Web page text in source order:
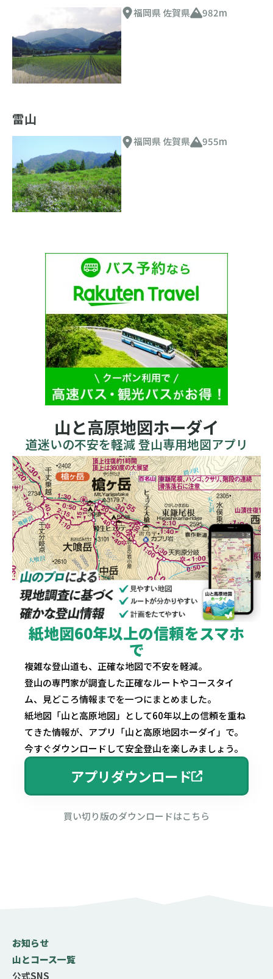
福岡県 佐賀県 982m
雷山
福岡県 佐賀県 955m
山と高原地図ホーダイ
道迷いの不安を軽減 登山専用地図アプリ
紙地図60年以上の信頼をスマホ
で
複雑な登山道も、正確な地図で不安を軽減。
登山の専門家が調査した正確なルートやコースタイ
ム、見どころ情報までを一つにまとめました。
紙地図「山と高原地図」として60年以上の信頼を重ね
てきた情報が、アプリ「山と高原地図ホーダイ」で。
今すぐダウンロードして安全登山を楽しみましょう。
アプリダウンロード
買い切り版のダウンロードはこちら
お知らせ
山とコース一覧
公式SNS